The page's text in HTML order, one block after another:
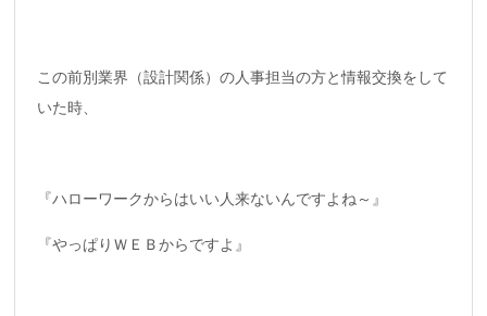
この前別業界（設計関係）の人事担当の方と情報交換をして
いた時、
『ハローワークからはいい人来ないんですよね～』
『やっぱりＷＥＢからですよ』